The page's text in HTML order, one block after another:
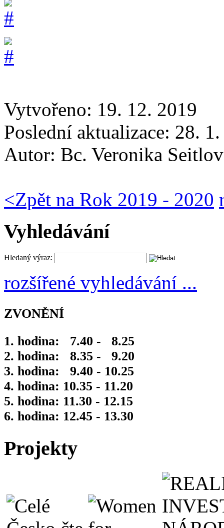
Vytvořeno: 19. 12. 2019
Poslední aktualizace: 28.
Autor: Bc. Veronika
<Zpět na Rok 2019 - 2020
Vyhledávání
Hledaný výraz:
rozšířené vyhledávání ...
ZVONĚNÍ
1. hodina: 7.40 - 8.25
2. hodina: 8.35 - 9.20
3. hodina: 9.40 - 10.25
4. hodina: 10.35 - 11.20
5. hodina: 11.30 - 12.15
6. hodina: 12.45 - 13.30
Projekty